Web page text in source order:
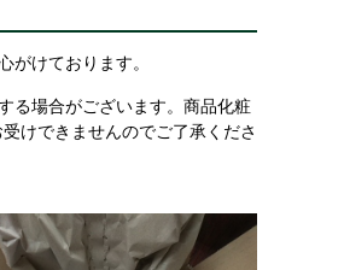
けております。
る場合がございます。商品化粧
けできませんのでご了承くださ